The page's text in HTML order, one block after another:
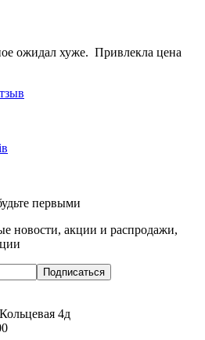
ожидал хуже. Привлекла цена
первыми
новости, акции и распродажи,
Подписаться
4д